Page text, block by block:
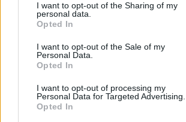
I want to opt-out of the Sharing of my
personal data.
Opted In
I want to opt-out of the Sale of my
Personal Data.
Opted In
I want to opt-out of processing my
Personal Data for Targeted Advertising.
Opted In
α@@@@@@”
Πε, 18 Ιούλ 2024 17:15
Στο στόχαστρο των τουρκικών ΜΜΕ
Βανδή, μετά την είδηση της…